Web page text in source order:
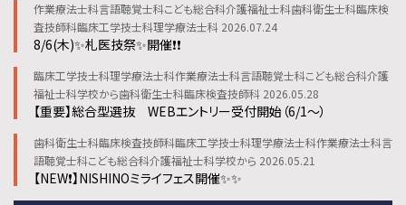
作業療法士科言語聴覚士科こども総合科介護福祉士科歯科衛生士科臨床検
査技師科臨床工学技士科理学療法士科 2026.07.24
8/6(木)✨札医技祭✨開催❗❗
臨床工学技士科理学療法士科作業療法士科言語聴覚士科こども総合科介護
福祉士科学校から歯科衛生士科臨床検査技師科 2026.05.28
【重要】総合型選抜 WEBエントリー受付開始（6/1～）
歯科衛生士科臨床検査技師科臨床工学技士科理学療法士科作業療法士科言
語聴覚士科こども総合科介護福祉士科学校から 2026.05.21
【NEW❗】NISHINOミライフェス開催✨✨